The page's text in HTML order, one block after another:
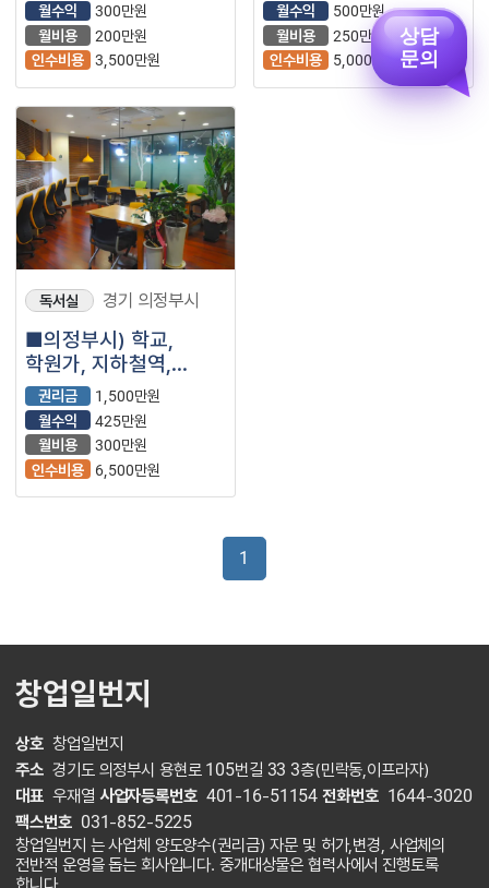
월수익
300만원
월비용
200만원
인수비용 3,500만원
월수익
500만원
월비용
250만원
인수비용
5,000만원
독서실 경기 의정부시
■의정부시) 학교,
학원가, 지하철역,
아파트 모든것을 골고루
갖춘 독서실
매물입니다.■
권리금
1,500만원
월수익
425만원
월비용
300만원
인수비용
6,500만원
1
창업일번지
상호 창업일번지
주소 경기도 의정부시 용현로 105번길 33 3층(민락동,이프라자)
대표 우재열 사업자등록번호 401-16-51154 전화번호 1644-3020
팩스번호 031-852-5225
창업일번지 는 사업체 양도양수(권리금) 자문 및 허가,변경, 사업체의
전반적 운영을 돕는 회사입니다. 중개대상물은 협력사에서 진행토록
상담
문의